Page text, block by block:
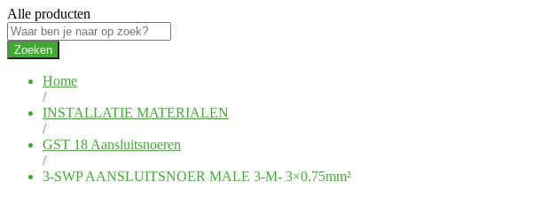
Alle producten
Zoeken
Home
/
INSTALLATIE MATERIALEN
/
GST 18 Aansluitsnoeren
/
3-SWP AANSLUITSNOER MALE 3-M- 3×0.75mm²